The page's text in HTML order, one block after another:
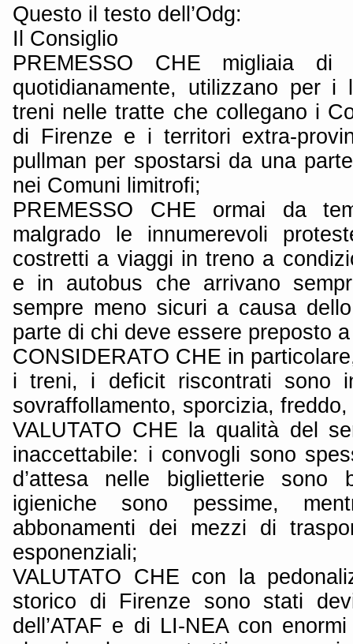
Questo il testo dell’Odg:
Il Consiglio
PREMESSO CHE migliaia di
quotidianamente, utilizzano per i
treni nelle tratte che collegano i
di Firenze e i territori extra-
pullman per spostarsi da una
nei Comuni limitrofi;
PREMESSO CHE ormai da
malgrado le innumerevoli
costretti a viaggi in treno a
e in autobus che arrivano
sempre meno sicuri a causa
parte di chi deve essere preposto
CONSIDERATO CHE in
i treni, i deficit riscontrati sono
sovraffollamento, sporcizia,
VALUTATO CHE la qualità del
inaccettabile: i convogli sono
d’attesa nelle biglietterie sono
igieniche sono pessime,
abbonamenti dei mezzi di
esponenziali;
VALUTATO CHE con la
storico di Firenze sono stati
dell’ATAF e di LI-NEA con